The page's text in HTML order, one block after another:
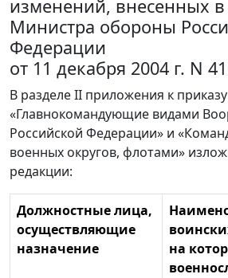
изменений, внесенных в
Министра обороны
Федерации
от 11 декабря 2004 г. N
В разделе II приложения к
«Главнокомандующие видами
Российской Федерации» и
военных округов, флотами»
редакции:
Должностные лица,
осуществляющие
назначение
на